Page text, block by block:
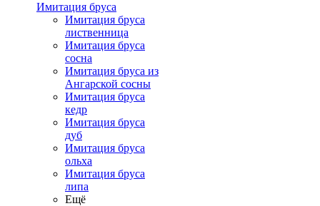
Имитация бруса
Имитация бруса
лиственница
Имитация бруса
сосна
Имитация бруса из
Ангарской сосны
Имитация бруса
кедр
Имитация бруса
дуб
Имитация бруса
ольха
Имитация бруса
липа
Ещё